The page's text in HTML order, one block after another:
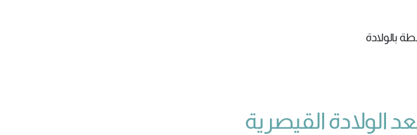
بالولادة
الولادة القيصرية